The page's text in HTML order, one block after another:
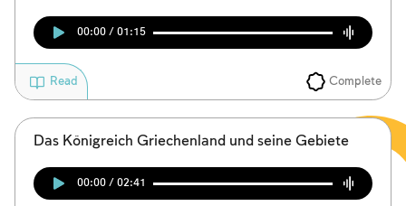
00:00 / 01:15
Complete
Read
Das Königreich Griechenland und seine Gebiete
00:00 / 02:41